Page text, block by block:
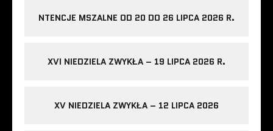
NTENCJE MSZALNE OD 20 DO 26 LIPCA 2026 R.
XVI NIEDZIELA ZWYKŁA – 19 LIPCA 2026 R.
XV NIEDZIELA ZWYKŁA – 12 LIPCA 2026